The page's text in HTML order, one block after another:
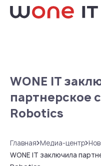
WONE IT
партнерское
Robotics
Главная Медиа-центр
WONE IT заключила